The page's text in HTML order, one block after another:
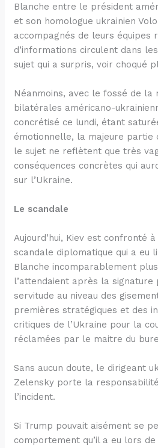
Blanche entre le président
et son homologue ukrainien
accompagnés de leurs équipes
d’informations circulent dans
sujet qui a surpris, voir choqué
Néanmoins, avec le fossé de
bilatérales américano-
concrétisé ce lundi, étant
émotionnelle, la majeure partie
le sujet ne reflètent que très
conséquences concrètes qui
sur l’Ukraine.
Le scandale
Aujourd’hui, Kiev est confronté
scandale diplomatique qui a eu
Blanche incomparablement
l’attendaient après la
servitude au niveau des
premières stratégiques et des
critiques de l’Ukraine pour la
réclamées par le maitre du
Sans aucun doute, le dirigeant
Zelensky porte la
l’incident.
Si Trump pouvait aisément se
comportement qu’il a eu lors